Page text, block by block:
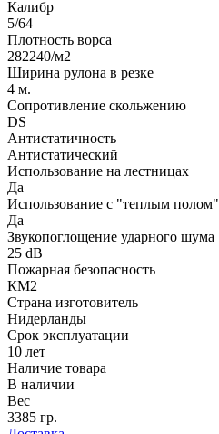
Калибр
5/64
Плотность ворса
282240/м2
Ширина рулона в резке
4 м.
Сопротивление скольжению
DS
Антистатичность
Антистатический
Использование на лестницах
Да
Использование с "теплым полом"
Да
Звукопоглощение ударного шума
25 dB
Пожарная безопасность
КМ2
Страна изготовитель
Нидерланды
Срок эксплуатации
10 лет
Наличие товара
В наличии
Вес
3385 гр.